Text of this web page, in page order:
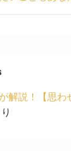
解説！【思わ